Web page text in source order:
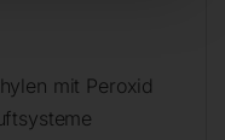
mit Peroxid